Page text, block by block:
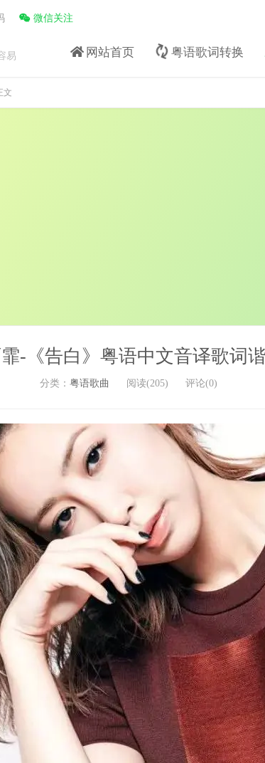
易
网站首页 粤语歌词转换
微信关注
文
-《告白》粤语中文音译歌词
分类： 粤语歌曲 阅读(205) 评论(0)